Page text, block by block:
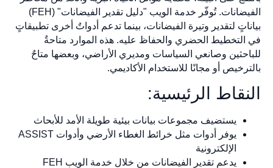
الفيضانات. تُوفّر خدمة الويب "دليل تقدير الفيضانات" (FEH)
بياناتٍ لتقدير وتيرة الفيضانات، بينما تدعم أدواتٌ أخرى تطبيقاتٍ
في التخطيط الحضري والحفاظ عليه. هذه الموارد متاحةٌ
للباحثين وصانعي السياسات ومديري الأراضي، وبعضها متاحٌ
بالترخيص أو مجانًا للاستخدام الأكاديمي.
النقاط الرئيسية:
يستضيف مجموعات بيانات بيئية طويلة الأمد للأبحاث
يوفر أدوات مثل خرائط الغطاء الأرضي وأدوات ASSIST
الإلكترونية
يدعم تقدير الفيضانات من خلال خدمة الويب FEH